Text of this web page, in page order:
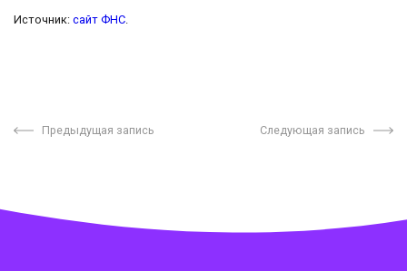
Источник: сайт ФНС
Предыдущая запись Следующая запись